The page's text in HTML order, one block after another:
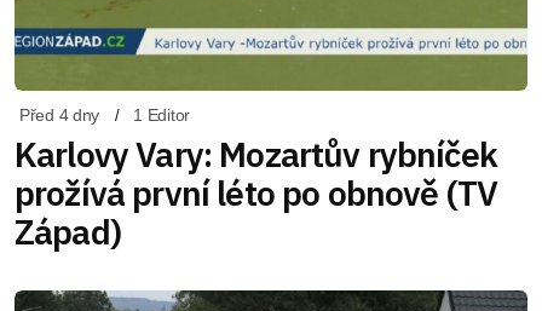
Před 4 dny 1 Editor
Karlovy Vary: Mozartův rybníček
prožívá první léto po obnově (TV
Západ)